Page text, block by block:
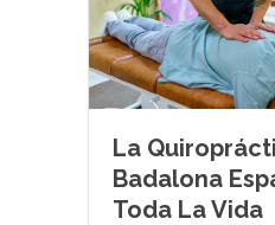
La
Badalona
Toda La Vida